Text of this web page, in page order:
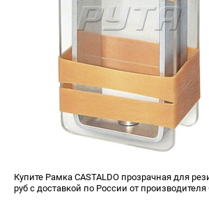
Купите Рамка CASTALDO прозрачная для
руб с доставкой по России от